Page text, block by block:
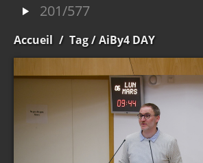
201/577
Accueil / Tag/ AiBy4 DAY